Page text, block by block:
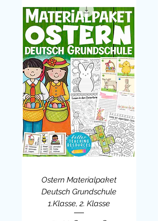
weiteremFaultierklasse-Material
Gruppenschilder, Wochenplan-
Karten, Achtsamkeitskarten,
Belohnungssysteme
Als Einstieg in einJahresprojekt
mit dem Klassenmaskottchen
Faultier– z. B. zu den Themen
Gefühle, Selbstfürsorge, Tiere oder
Entschleunigung
DieFaultierklassesteht für Ruhe,
Achtsamkeit, Gelassenheit und
liebevollen Zusammenhalt – und
Willkommensschildbringt genau
diese Botschaft auf freundliche,
kindgerechte Weise in dein
Klassenzimmer. Es schenkt
Ostern Materialpaket
Deutsch Grundschule
1.Klasse, 2. Klasse